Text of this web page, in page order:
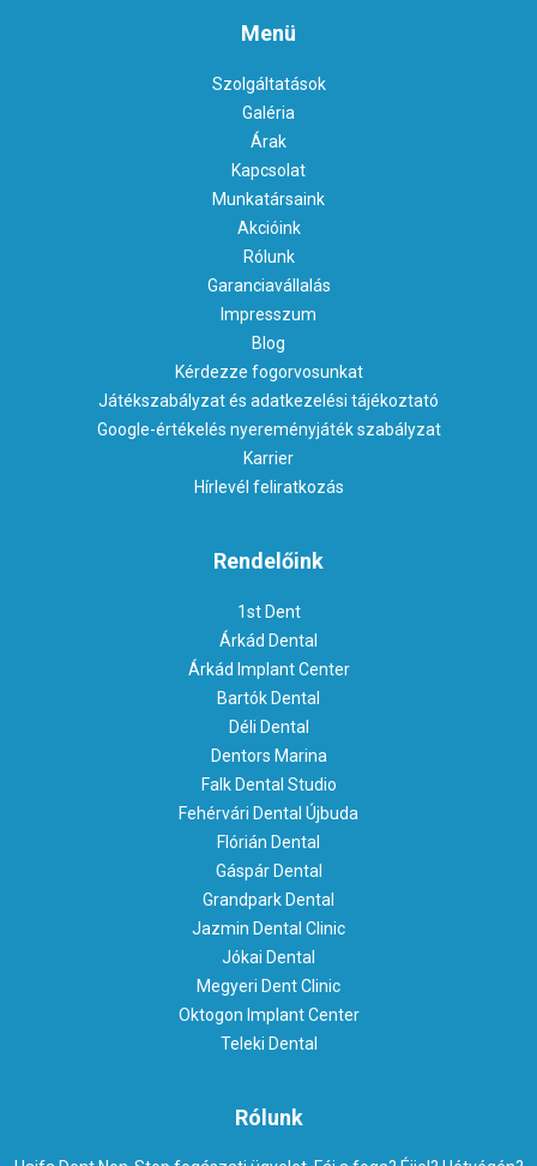
Menü
Szolgáltatások
Galéria
Árak
Kapcsolat
Munkatársaink
Akcióink
Rólunk
Garanciavállalás
Impresszum
Blog
Kérdezze fogorvosunkat
Játékszabályzat és adatkezelési tájékoztató
Google-értékelés nyereményjáték szabályzat
Karrier
Hírlevél feliratkozás
Rendelőink
1st Dent
Árkád Dental
Árkád Implant Center
Bartók Dental
Déli Dental
Dentors Marina
Falk Dental Studio
Fehérvári Dental Újbuda
Flórián Dental
Gáspár Dental
Grandpark Dental
Jazmin Dental Clinic
Jókai Dental
Megyeri Dent Clinic
Oktogon Implant Center
Teleki Dental
Rólunk